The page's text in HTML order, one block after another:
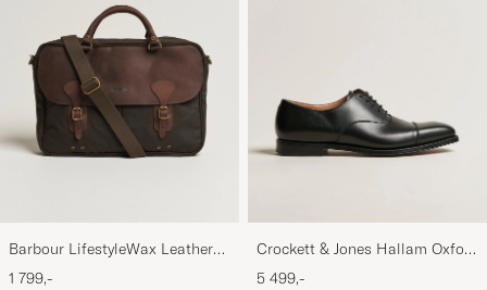
Barbour LifestyleWax Leather
Briefcase Olive
1 799,-
Crockett & Jones Hallam Oxford
Black Calf
5 499,-